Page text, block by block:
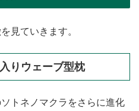
見ていきます。
りウェーブ型枕
トネノマクラをさらに進化